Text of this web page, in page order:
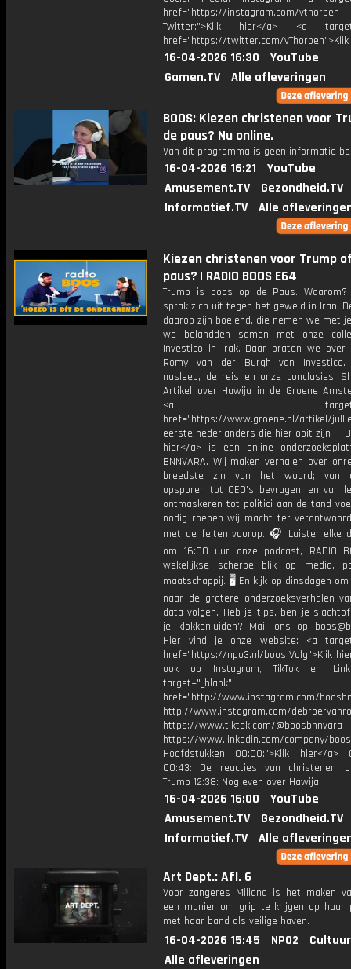
href="https://instagram.com/vthorben
Twitter:">Klik hier</a> <a
href="https://twitter.com/
16-04-2026 16:30
YouTube
Gamen.TV
Alle afleveringen
BOOS: Kiezen christenen voor
de paus? Nu online.
Van dit programma is geen informatie
16-04-2026 16:21
YouTube
Amusement.TV
Gezondheid.TV
Informatief.TV
Alle
Kiezen christenen voor Trump
paus? | RADIO BOOS E64
Trump is boos op de Paus.
sprak zich uit tegen het geweld in Iran.
daarop zijn boeiend, die nemen we met
we belandden samen met onze
Investico in Irak. Daar praten we over
Romy van der Burgh van
nasleep, de reis en onze conclusies.
Artikel over Hawija in de Groene
<a
href="https://www.groene.nl/artikel/
eerste-nederlanders-die-hier-ooit-zijn
hier</a> is een online
BNNVARA. Wij maken verhalen over
breedste zin van het woord; van
opsporen tot CEO’s bevragen, en van
ontmaskeren tot politici aan de tand
nodig roepen wij macht ter
met de feiten voorop. 🎧 Luister elke
om 16:00 uur onze podcast, RADIO
wekelijkse scherpe blik op media,
maatschappij. 🖥️ En kijk op dinsdagen
naar de grotere onderzoeksverhalen
data volgen. Heb je tips, ben je
je klokkenluiden? Mail ons op
Hier vind je onze website: <a
href="https://npo3.nl/boos Volg">Klik
ook op Instagram, TikTok en
target="_blank"
href="http://www.instagram.com/
http://www.instagram.com/
https://www.tiktok.com/@boosbnnvara
https://www.linkedin.com/company/
Hoofdstukken 00:00:">Klik hier</a>
00:43: De reacties van christenen
Trump 12:38: Nog even over Hawija
16-04-2026 16:00
YouTube
Amusement.TV
Gezondheid.TV
Informatief.TV
Alle
Art Dept.: Afl. 6
Voor zangeres Miliana is het maken
een manier om grip te krijgen op haar
met haar band als veilige haven.
16-04-2026 15:45 NPO2
Alle afleveringen